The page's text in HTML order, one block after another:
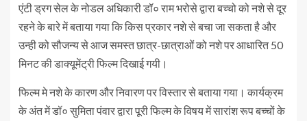
एंटी ड्रग सेल के नोडल अधिकारी डॉ० राम भरोसे द्वारा बच्चो को नशे से दूर
रहने के बारे में बताया गया कि किस प्रकार नशे से बचा जा सकता है और
उन्ही को सौजन्य से आज समस्त छात्र-छात्राओं को नशे पर आधारित 50
मिनट की डाक्यूमेंट्री फिल्म दिखाई गयी।
फिल्म मे नशे के कारण और निवारण पर विस्तार से बताया गया। कार्यक्रम
के अंत में डॉ० सुमिता पंवार द्वारा पूरी फिल्म के विषय में सारांश रूप बच्चों के